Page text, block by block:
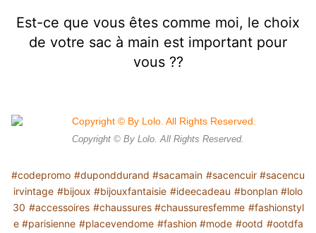
Est-ce que vous êtes comme moi, le choix
de votre sac à main est important pour
vous ??
Copyright © By Lolo. All Rights Reserved.
#codepromo #duponddurand #sacamain #sacencuir #sacencu
irvintage #bijoux #bijouxfantaisie #ideecadeau #bonplan #lolo
30 #accessoires #chaussures #chaussuresfemme #fashionstyl
e #parisienne #placevendome #fashion #mode #ootd #ootdfa